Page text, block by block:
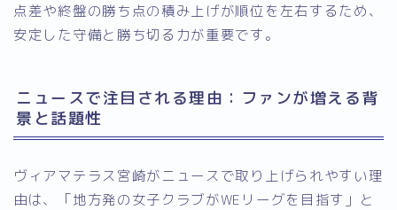
点差や終盤の勝ち点の積み上げが順位を左右するため、
安定した守備と勝ち切る力が重要です。
ニュースで注目される理由：ファンが増える背
景と話題性
ヴィアマテラス宮崎がニュースで取り上げられやすい理
由は、「地方発の女子クラブがWEリーグを目指す」と